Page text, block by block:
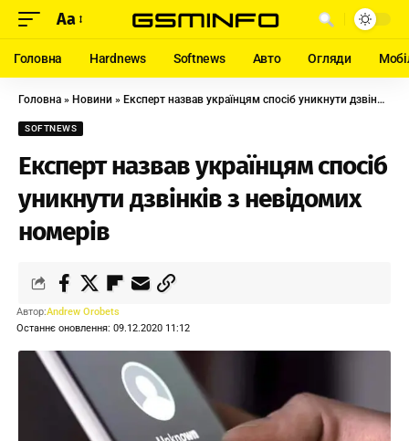
Aa
Головна Hardnews Softnews Авто Огляди
Головна » Новини » Експерт назвав українцям спосіб уникнути дзвінків з невідомих номерів
SOFTNEWS
Експерт назвав українцям спосіб
уникнути дзвінків з невідомих
номерів
Останнє оновлення: 09.12.2020 11:12
Автор:Andrew Orobets